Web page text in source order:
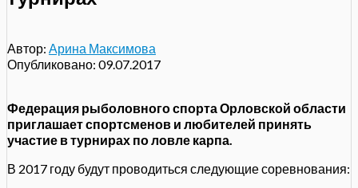
Автор: Арина Максимова
Опубликовано: 09.07.2017
Федерация рыболовного спорта Орловской области
приглашает спортсменов и любителей принять
участие в турнирах по ловле карпа.
В 2017 году будут проводиться следующие соревнования: